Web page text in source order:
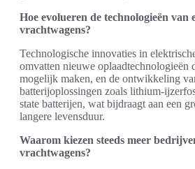
Hoe evolueren de technologieën van
vrachtwagens?
Technologische innovaties in
omvatten nieuwe oplaadtechnologieën
mogelijk maken, en de ontwikkeling
batterijoplossingen zoals lithium-
state batterijen, wat bijdraagt aan een
langere levensduur.
Waarom kiezen steeds meer
vrachtwagens?